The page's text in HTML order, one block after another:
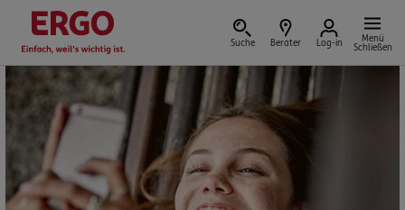
Suche Berater Log-in
Menü
Schließen
Versicherung vor Ort